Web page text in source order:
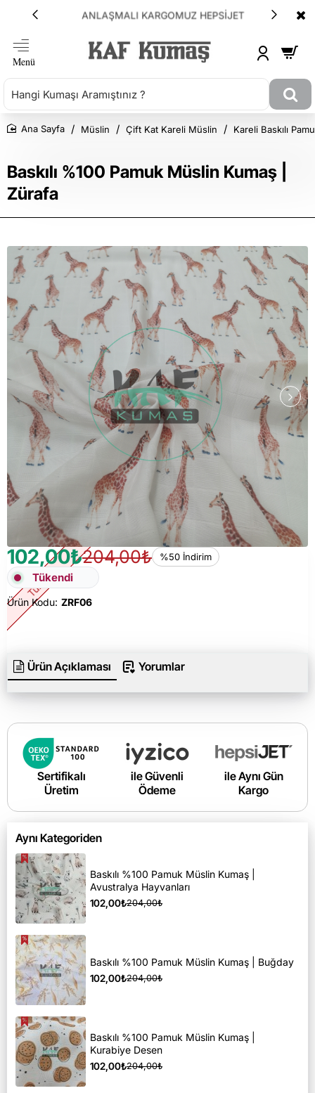
ANLAŞMALI KARGOMUZ HEPSİJET
Baskılı %100 Pamuk Müslin Kumaş |
Zürafa
Müslin Çift Kat Kareli Müslin Kareli Baskılı
Tükendi
102,00₺204,00₺ %50 İndirim
Tükendi
Ürün Kodu: ZRF06
Ürün Açıklaması Yorumlar
Sertifikalı
Üretim
ile Güvenli
Ödeme
ile Aynı Gün
Kargo
Aynı Kategoriden
Baskılı %100 Pamuk Müslin Kumaş |
Avustralya Hayvanları
102,00₺204,00₺
Baskılı %100 Pamuk Müslin Kumaş | Buğday
102,00₺204,00₺
Baskılı %100 Pamuk Müslin Kumaş |
Kurabiye Desen
102,00₺204,00₺